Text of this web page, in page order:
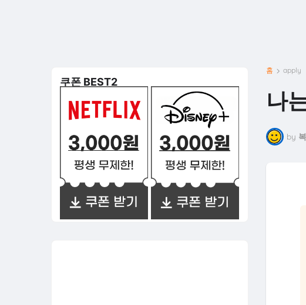
홈 apply
나
by
쿠폰 BEST2